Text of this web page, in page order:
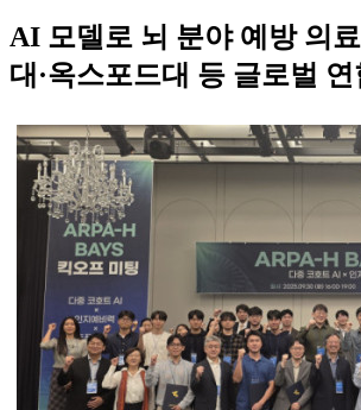
AI 모델로 뇌 분야 예방 의
대·옥스포드대 등 글로벌